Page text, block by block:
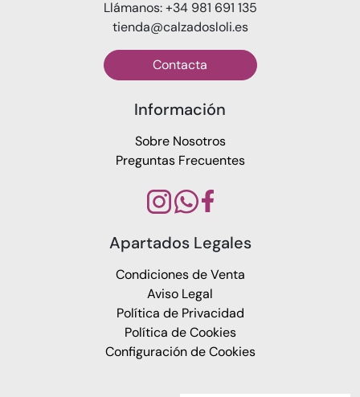
Llámanos: +34 981 691 135
tienda@calzadosloli.es
Contacta
Información
Sobre Nosotros
Preguntas Frecuentes
Apartados Legales
Condiciones de Venta
Aviso Legal
Política de Privacidad
Política de Cookies
Configuración de Cookies